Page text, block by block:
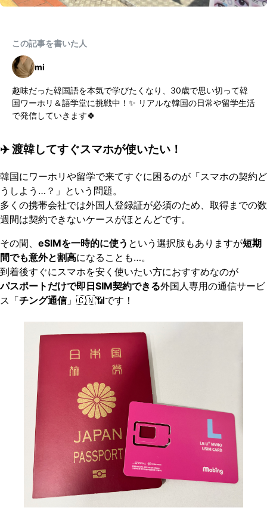
この記事を書いた人
mi
趣味だった韓国語を本気で学びたくなり、30歳で思い切って韓
国ワーホリ＆語学堂に挑戦中！✨ リアルな韓国の日常や留学生活
で発信していきます🍀
✈️ 渡韓してすぐスマホが使いたい！
韓国にワーホリや留学で来てすぐに困るのが「スマホの契約ど
うしよう…？」という問題。
多くの携帯会社では外国人登録証が必須のため、取得までの数
週間は契約できないケースがほとんどです。
その間、 eSIMを一時的に使う という選択肢もありますが短期
間でも意外と割高になることも…。
到着後すぐにスマホを安く使いたい方におすすめなのが
パスポートだけで即日SIM契約できる外国人専用の通信サービ
ス「チング通信」🇨🇳📶です！